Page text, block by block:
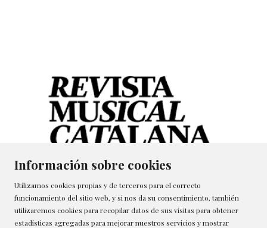
Información sobre cookies
Utilizamos cookies propias y de terceros para el correcto
funcionamiento del sitio web, y si nos da su consentimiento, también
utilizaremos cookies para recopilar datos de sus visitas para obtener
estadísticas agregadas para mejorar nuestros servicios y mostrar